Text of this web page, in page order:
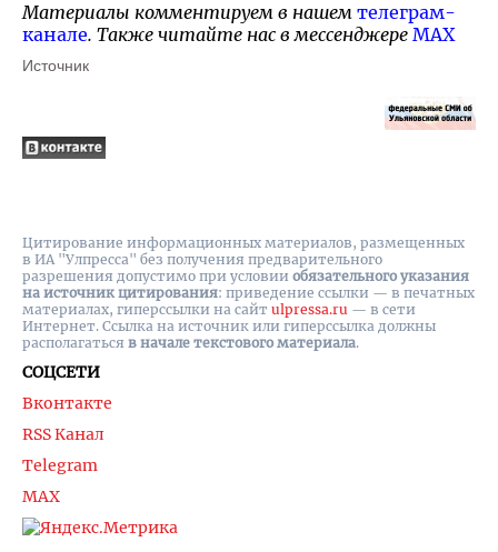
Материалы комментируем в нашем телеграм-
канале. Также читайте нас в мессенджере MAX
Источник
СОЦСЕТИ
Вконтакте
RSS Канал
Telegram
MAX
Цитирование информационных материалов, размещенных
в ИА "Улпресса" без получения предварительного
разрешения допустимо при условии обязательного указания
на источник цитирования: приведение ссылки — в печатных
материалах, гиперссылки на cайт ulpressa.ru — в сети
Интернет. Ссылка на источник или гиперссылка должны
располагаться в начале текстового материала.